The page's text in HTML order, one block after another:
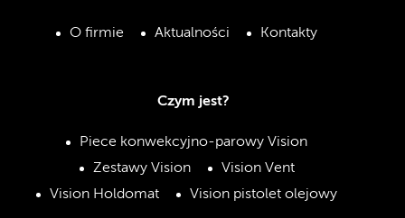
O firmie Aktualności Kontakty
Czym jest?
Piece konwekcyjno-parowy Vision
Zestawy Vision
Vision Vent
Vision Holdomat
Vision pistolet olejowy